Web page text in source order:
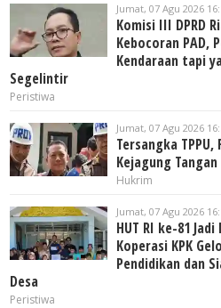
Jumat, 07 Agu 2026
Komisi III DPRD
Kebocoran PAD,
Kendaraan tapi
Segelintir
Peristiwa
Jumat, 07 Agu 2026
Tersangka
Kejagung
Hukrim
Jumat, 07 Agu 2026
HUT RI ke-81
Koperasi KPK
Pendidikan dan
Desa
Peristiwa